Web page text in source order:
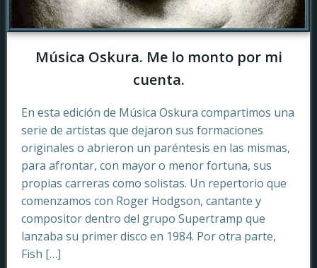
Música Oskura. Me lo monto por mi
cuenta.
En esta edición de Música Oskura compartimos una
serie de artistas que dejaron sus formaciones
originales o abrieron un paréntesis en las mismas,
para afrontar, con mayor o menor fortuna, sus
propias carreras como solistas. Un repertorio que
comenzamos con Roger Hodgson, cantante y
compositor dentro del grupo Supertramp que
lanzaba su primer disco en 1984. Por otra parte,
Fish […]